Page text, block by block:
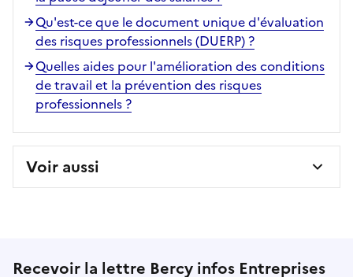
Qu'est-ce que le document unique d'évaluation
des risques professionnels (DUERP) ?
Quelles aides pour l'amélioration des conditions
de travail et la prévention des risques
professionnels ?
Voir aussi
Recevoir la lettre Bercy infos Entreprises